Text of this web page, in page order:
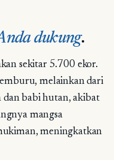
dukung.
sekitar 5.700 ekor.
melainkan dari
dan babi hutan, akibat
mangsa
meningkatkan